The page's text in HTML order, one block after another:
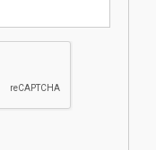
é
Jabuti com